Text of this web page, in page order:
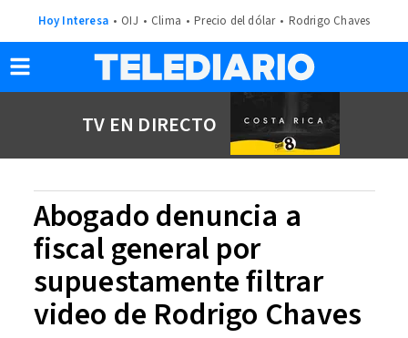
Hoy Interesa OIJ Clima Precio del dólar Rodrigo Chaves
TV EN DIRECTO
Abogado denuncia a
fiscal general por
supuestamente filtrar
video de Rodrigo Chaves